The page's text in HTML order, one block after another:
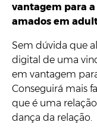
vantagem para
amados em
Sem dúvida que
digital de uma
em vantagem
Conseguirá mais
que é uma
dança da relação.